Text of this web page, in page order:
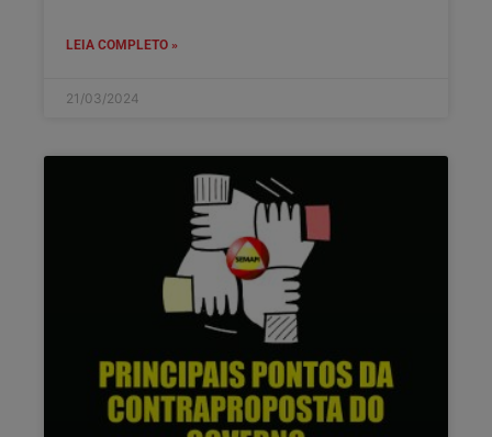
LEIA COMPLETO »
21/03/2024